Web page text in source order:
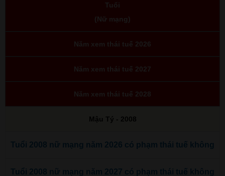
Tuổi
(Nữ mạng)
Năm xem thái tuế 2026
Năm xem thái tuế 2027
Năm xem thái tuế 2028
Mậu Tý - 2008
Tuổi 2008 nữ mạng năm 2026 có phạm thái tuế không
Tuổi 2008 nữ mạng năm 2027 có phạm thái tuế không